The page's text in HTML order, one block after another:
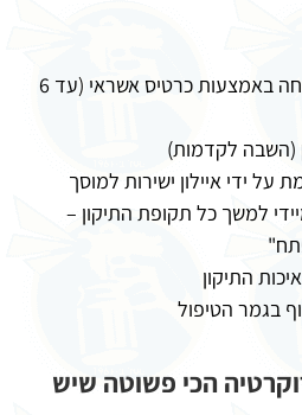
פריסת תשלומים נוחה באמצעות כרטיס אשראי (עד 6
(השבה לקדמות)
על ידי איילון ישירות למוסך
למשך כל תקופת התיקון –
התיקון
בגמר הטיפול
הכי פשוטה שיש